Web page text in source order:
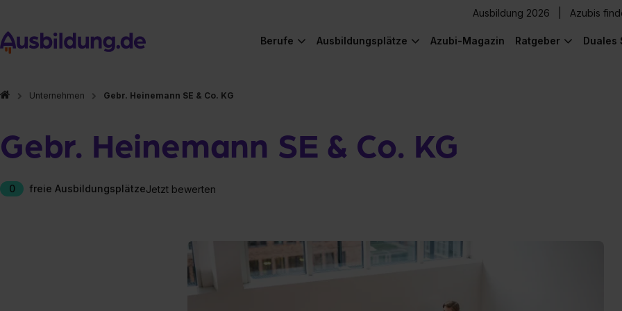
Ausbildung 2026 Azubis
Berufe Ausbildungsplätze Azubi-Magazin Ratgeber Duales
Unternehmen Gebr. Heinemann SE & Co. KG
Gebr. Heinemann SE & Co. KG
0 freie AusbildungsplätzeJetzt bewerten
Hier gibt es (eigentlich) was Cooles zu sehen!
Hier gibt es (eigentlich) was Cooles zu sehen!